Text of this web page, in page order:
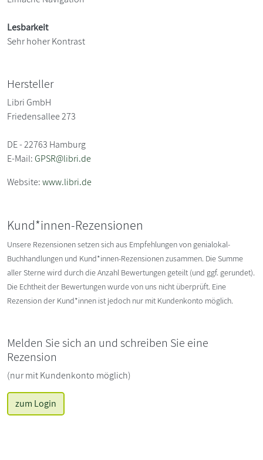
Lesbarkeit
Sehr hoher Kontrast
Hersteller
Libri GmbH
Friedensallee 273
DE - 22763 Hamburg
E-Mail:GPSR@libri.de
Website:www.libri.de
Kund*innen-Rezensionen
Unsere Rezensionen setzen sich aus Empfehlungen von genialokal-
Buchhandlungen und Kund*innen-Rezensionen zusammen. Die Summe
aller Sterne wird durch die Anzahl Bewertungen geteilt (und ggf. gerundet).
Die Echtheit der Bewertungen wurde von uns nicht überprüft. Eine
Rezension der Kund*innen ist jedoch nur mit Kundenkonto möglich.
Melden Sie sich an und schreiben Sie eine
Rezension
(nur mit Kundenkonto möglich)
zum Login